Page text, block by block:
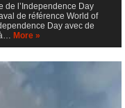
de l’Independence Day
de référence World of
Day avec de
More »